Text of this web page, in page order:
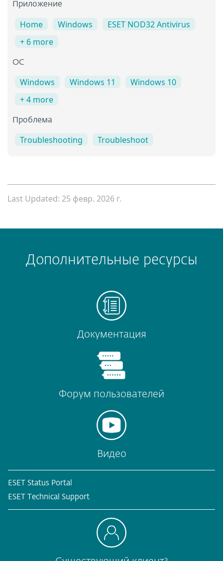
Приложение
Home Windows
ESET NOD32 Antivirus
+ 6 more
OC
Windows Windows 11
Windows 10
+ 4 more
Проблема
Troubleshooting Troubleshoot
Last Updated: 25 февр. 2026 г.
Дополнительные ресурсы
Документация
Форум пользователей
Видео
ESET Status Portal
ESET Technical Support